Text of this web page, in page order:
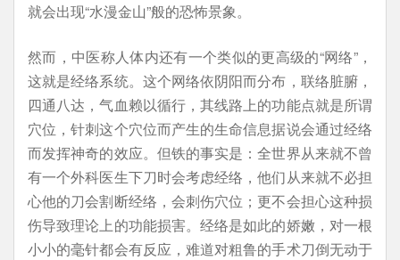
就会出现“水漫金山”般的恐怖景象。
然而，中医称人体内还有一个类似的更高级的“网络”，
这就是经络系统。这个网络依阴阳而分布，联络脏腑，
四通八达，气血赖以循行，其线路上的功能点就是所谓
穴位，针刺这个穴位而产生的生命信息据说会通过经络
而发挥神奇的效应。但铁的事实是：全世界从来就不曾
有一个外科医生下刀时会考虑经络，他们从来就不必担
心他的刀会割断经络，会刺伤穴位；更不会担心这种损
伤导致理论上的功能损害。经络是如此的娇嫩，对一根
小小的毫针都会有反应，难道对粗鲁的手术刀倒无动于